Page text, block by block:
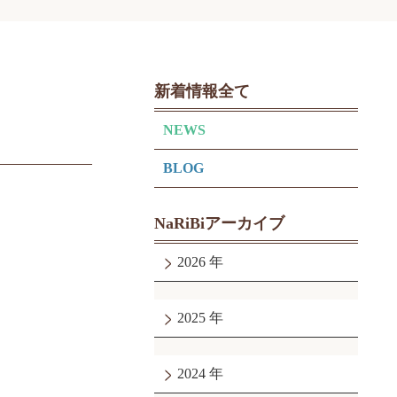
新着情報全て
NEWS
BLOG
NaRiBiアーカイブ
2026
2025
2024